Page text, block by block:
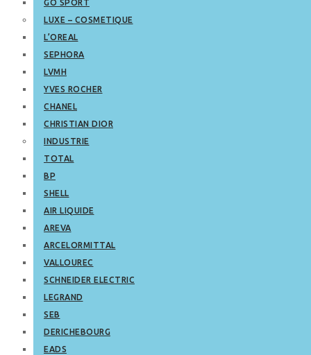
GO SPORT
LUXE – COSMETIQUE
L’OREAL
SEPHORA
LVMH
YVES ROCHER
CHANEL
CHRISTIAN DIOR
INDUSTRIE
TOTAL
BP
SHELL
AIR LIQUIDE
AREVA
ARCELORMITTAL
VALLOUREC
SCHNEIDER ELECTRIC
LEGRAND
SEB
DERICHEBOURG
EADS